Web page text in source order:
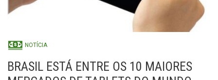
NOTÍCIA
BRASIL ESTÁ ENTRE OS 10 MAIORES